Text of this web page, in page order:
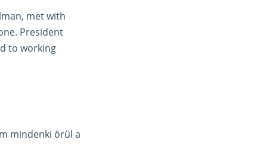
met with
President
to working
mindenki örül a